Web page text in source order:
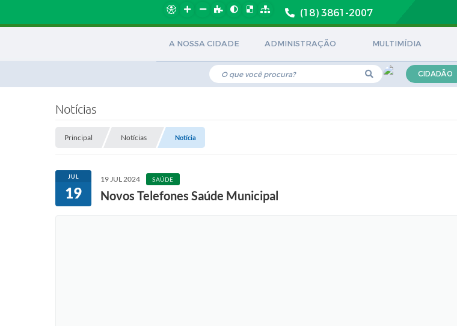
(18) 3861-2007
A NOSSA CIDADE ADMINISTRAÇÃO MULTIMÍDIA
CIDADÃO
Notícias
Principal Notícias Notícia
JUL
19
19 JUL 2024 SAÚDE
Novos Telefones Saúde Municipal